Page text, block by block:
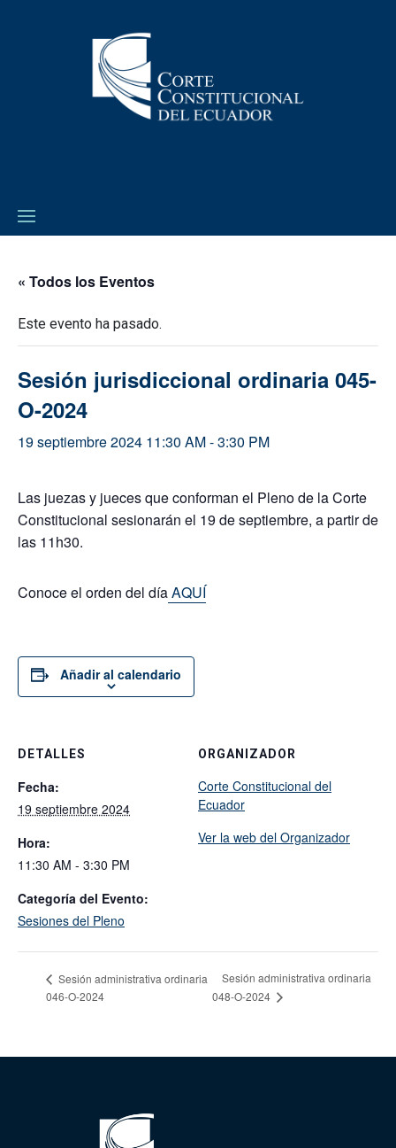
« Todos los Eventos
Este evento ha pasado.
Sesión jurisdiccional ordinaria 045-
O-2024
19 septiembre 2024 11:30 AM-3:30 PM
Las juezas y jueces que conforman el Pleno de la Corte
Constitucional sesionarán el 19 de septiembre, a partir de
las 11h30.
Conoce el orden del díaAQUÍ
Añadir al calendario
DETALLES
Fecha:
19 septiembre 2024
Hora:
11:30 AM - 3:30 PM
Categoría del Evento:
Sesiones del Pleno
ORGANIZADOR
Corte Constitucional del
Ecuador
Ver la web del Organizador
Sesión administrativa ordinaria
046-O-2024
Sesión administrativa ordinaria
048-O-2024